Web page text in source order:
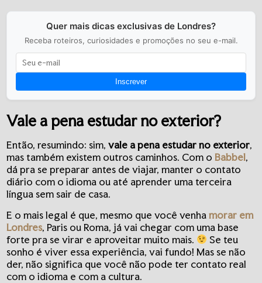
Quer mais dicas exclusivas de Londres?
Receba roteiros, curiosidades e promoções no seu e-mail.
Inscrever
Vale a pena estudar no exterior?
Então, resumindo: sim,vale a pena estudar no exterior,
mas também existem outros caminhos. Com o Babbel,
dá pra se preparar antes de viajar, manter o contato
diário com o idioma ou até aprender uma terceira
língua sem sair de casa.
E o mais legal é que, mesmo que você venhamorar em
Londres, Paris ou Roma, já vai chegar com uma base
forte pra se virar e aproveitar muito mais.
Se teu
sonho é viver essa experiência, vai fundo! Mas se não
der, não significa que você não pode ter contato real
com o idioma e com a cultura.